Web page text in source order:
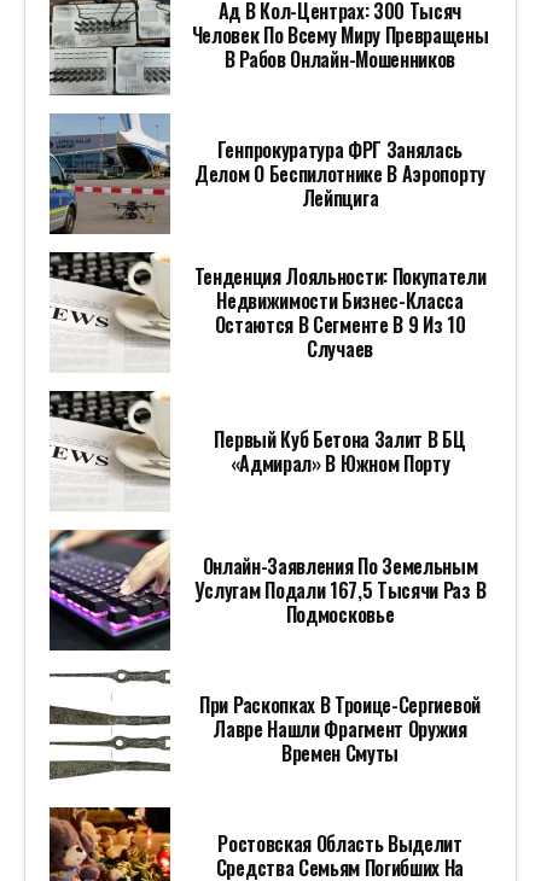
Ад В Кол-Центрах: 300 Тысяч
Человек По Всему Миру Превращены
В Рабов Онлайн-Мошенников
Генпрокуратура ФРГ Занялась
Делом О Беспилотнике В Аэропорту
Лейпцига
Тенденция Лояльности: Покупатели
Недвижимости Бизнес-Класса
Остаются В Сегменте В 9 Из 10
Случаев
Первый Куб Бетона Залит В БЦ
«Адмирал» В Южном Порту
Онлайн-Заявления По Земельным
Услугам Подали 167,5 Тысячи Раз В
Подмосковье
При Раскопках В Троице-Сергиевой
Лавре Нашли Фрагмент Оружия
Времен Смуты
Ростовская Область Выделит
Средства Семьям Погибших На